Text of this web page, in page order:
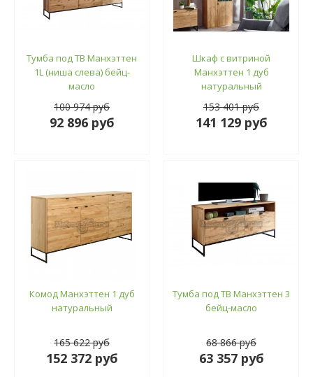
Тумба под ТВ Манхэттен
1L (ниша слева) бейц-
масло
100 974 руб
92 896 руб
Шкаф с витриной
Манхэттен 1 дуб
натуральный
153 401 руб
141 129 руб
Комод Манхэттен 1 дуб
натуральный
165 622 руб
152 372 руб
Тумба под ТВ Манхэттен 3
бейц-масло
68 866 руб
63 357 руб